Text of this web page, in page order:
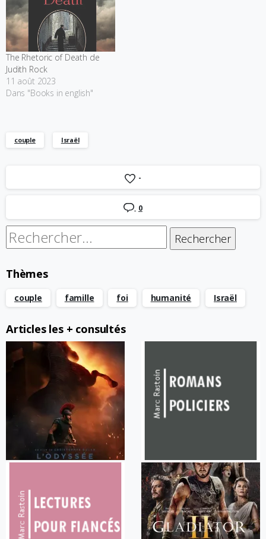
The Rhetoric of Death de
Judith Rock
11 août 2023
Dans "Books in english"
couple Israël
-
0
Rechercher :
Thèmes
couple famille foi humanité Israël
Articles les + consultés